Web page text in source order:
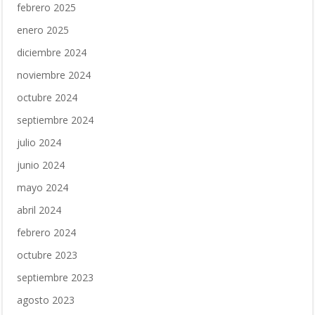
febrero 2025
enero 2025
diciembre 2024
noviembre 2024
octubre 2024
septiembre 2024
julio 2024
junio 2024
mayo 2024
abril 2024
febrero 2024
octubre 2023
septiembre 2023
agosto 2023